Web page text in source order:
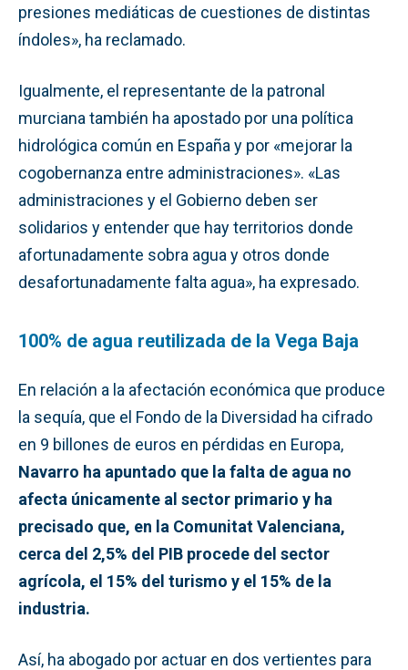
presiones mediáticas de cuestiones de distintas
índoles», ha reclamado.
Igualmente, el representante de la patronal
murciana también ha apostado por una política
hidrológica común en España y por «mejorar la
cogobernanza entre administraciones». «Las
administraciones y el Gobierno deben ser
solidarios y entender que hay territorios donde
afortunadamente sobra agua y otros donde
desafortunadamente falta agua», ha expresado.
100% de agua reutilizada de la Vega Baja
En relación a la afectación económica que produce
la sequía, que el Fondo de la Diversidad ha cifrado
en 9 billones de euros en pérdidas en Europa,
Navarro ha apuntado que la falta de agua no
afecta únicamente al sector primario y ha
precisado que, en la Comunitat Valenciana,
cerca del 2,5% del PIB procede del sector
agrícola, el 15% del turismo y el 15% de la
industria.
Así, ha abogado por actuar en dos vertientes para